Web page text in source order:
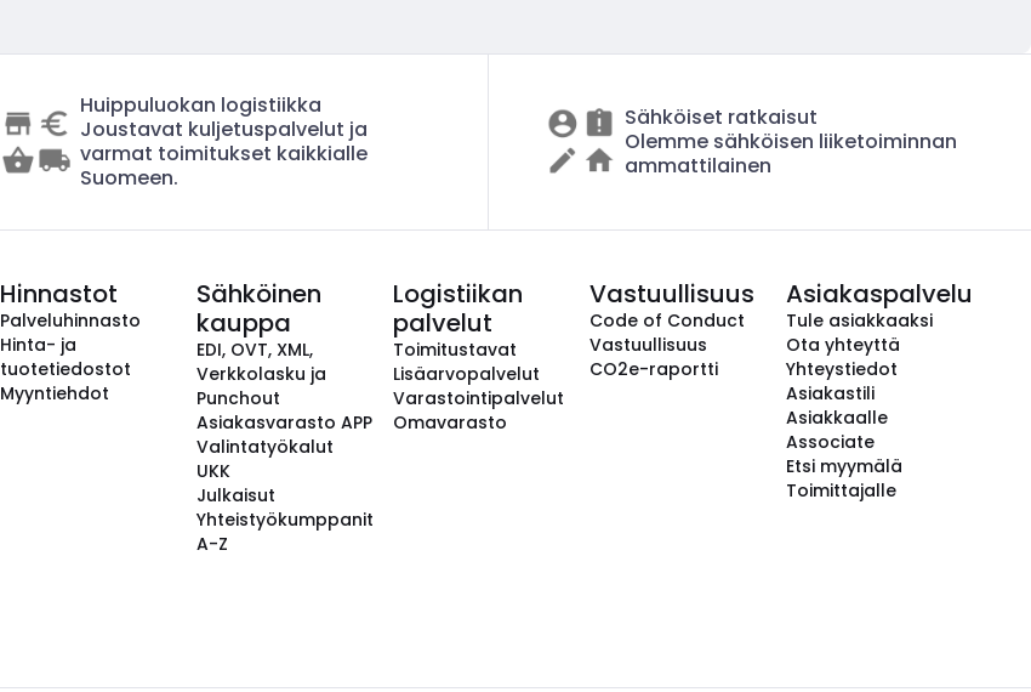
Huippuluokan logistiikka
Joustavat kuljetuspalvelut ja
varmat toimitukset kaikkialle
Suomeen.
Sähköiset ratkaisut
Olemme sähköisen liiketoiminnan
ammattilainen
Hinnastot
Palveluhinnasto
Hinta- ja
tuotetiedostot
Myyntiehdot
Sähköinen
kauppa
EDI, OVT, XML,
Verkkolasku ja
Punchout
Asiakasvarasto APP
Valintatyökalut
UKK
Julkaisut
Yhteistyökumppanit
A-Z
Logistiikan
palvelut
Toimitustavat
Lisäarvopalvelut
Varastointipalvelut
Omavarasto
Vastuullisuus
Code of Conduct
Vastuullisuus
CO2e-raportti
Asiakaspalvelu
Tule asiakkaaksi
Ota yhteyttä
Yhteystiedot
Asiakastili
Asiakkaalle
Associate
Etsi myymälä
Toimittajalle